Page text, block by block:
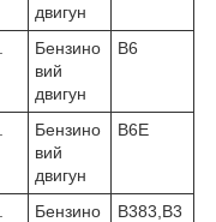
двигун
Бензино
вий
двигун
B6
Бензино
вий
двигун
B6E
Бензино
B383,B3